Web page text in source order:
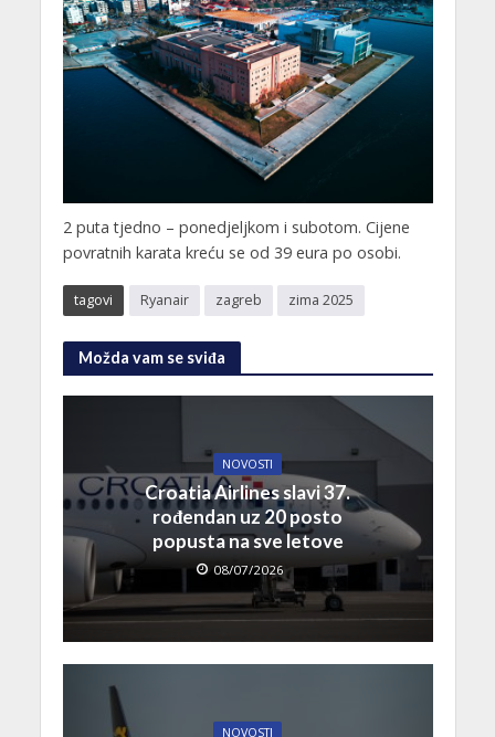
2 puta tjedno – ponedjeljkom i subotom. Cijene
povratnih karata kreću se od 39 eura po osobi.
tagovi Ryanair zagreb zima 2025
Možda vam se sviđa
NOVOSTI
Croatia Airlines slavi 37.
rođendan uz 20 posto
popusta na sve letove
08/07/2026
NOVOSTI